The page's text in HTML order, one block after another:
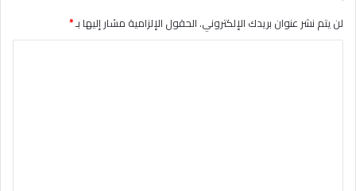
لن يتم نشر عنوان بريدك الإلكتروني.الحقول الإلزامية مشار إليها بـ*